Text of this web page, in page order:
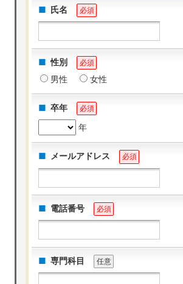
氏名 必須
性別 必須
男性 女性
卒年 必須
年
メールアドレス 必須
電話番号 必須
専門科目 任意